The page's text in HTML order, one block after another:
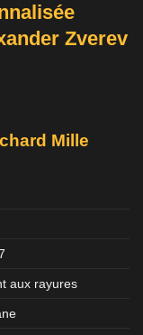
Zverev
Mille
aux rayures